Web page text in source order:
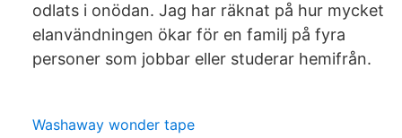
odlats i onödan. Jag har räknat på hur mycket
elanvändningen ökar för en familj på fyra
personer som jobbar eller studerar hemifrån.
Washaway wonder tape